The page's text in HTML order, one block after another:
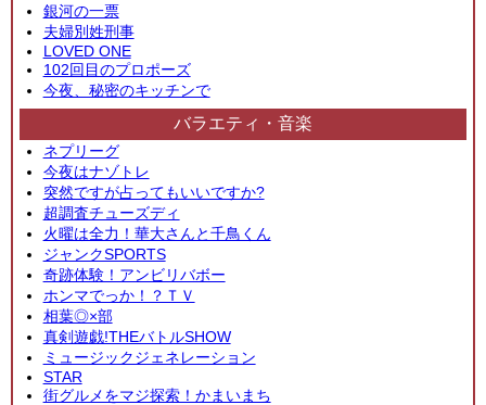
銀河の一票
夫婦別姓刑事
LOVED ONE
102回目のプロポーズ
今夜、秘密のキッチンで
バラエティ・音楽
ネプリーグ
今夜はナゾトレ
突然ですが占ってもいいですか?
超調査チューズディ
火曜は全力！華大さんと千鳥くん
ジャンクSPORTS
奇跡体験！アンビリバボー
ホンマでっか！？ＴＶ
相葉◎×部
真剣遊戯!THEバトルSHOW
ミュージックジェネレーション
STAR
街グルメをマジ探索！かまいまち